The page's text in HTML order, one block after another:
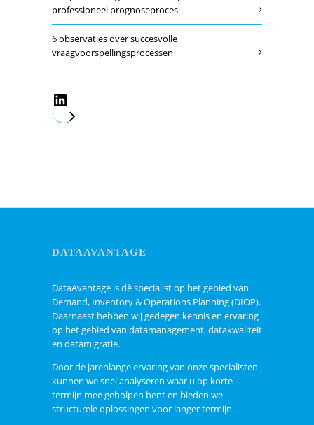
professioneel prognoseproces
6 observaties over succesvolle
vraagvoorspellingsprocessen
LinkedIn
DATAAVANTAGE
DataAvantage is dè specialist op het gebied van
Demand, Inventory & Operations Planning (DIOP).
Daarnaast hebben wij gedegen kennis en ervaring
op het gebied van datamanagement, datakwaliteit
en datamigratie.
Door de jarenlange ervaring van onze specialisten
kunnen we snel analyseren waar u op korte
termijn mee geholpen bent en bieden we
structurele oplossingen voor langer termijn.